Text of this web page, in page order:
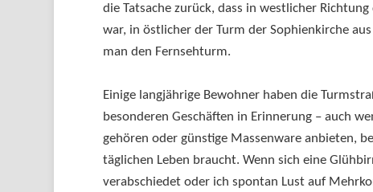
die Tatsache zurück, dass in westlicher
war, in östlicher der Turm der Sophienkirche
man den Fernsehturm.
Einige langjährige Bewohner haben die
besonderen Geschäften in Erinnerung – auch
gehören oder günstige Massenware anbieten,
täglichen Leben braucht. Wenn sich eine
verabschiedet oder ich spontan Lust auf